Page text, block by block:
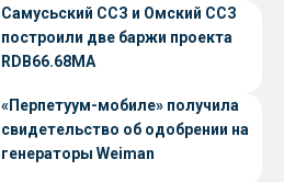
Самусьский ССЗ и Омский ССЗ
построили две баржи проекта
RDB66.68МА
«Перпетуум-мобиле» получила
свидетельство об одобрении на
генераторы Weiman